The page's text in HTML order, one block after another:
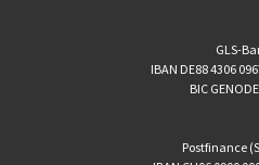
GLS-
IBAN DE88 4306
BIC
Postfinance